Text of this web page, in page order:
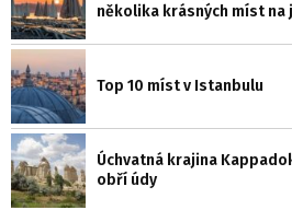
několika krásných míst na
Top 10 míst v Istanbulu
Úchvatná krajina
obří údy